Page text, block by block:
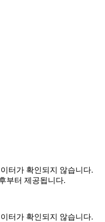
터가 확인되지 않습니다.
부터 제공됩니다.
터가 확인되지 않습니다.